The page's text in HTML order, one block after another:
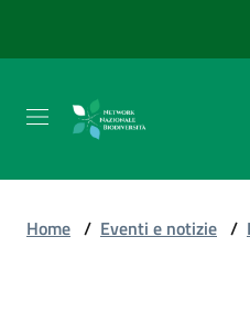
Chi
Home / Eventi e notizie /